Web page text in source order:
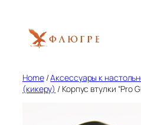
content
Home/Аксессуары к
(кикеру) / Корпус втулки “Pro